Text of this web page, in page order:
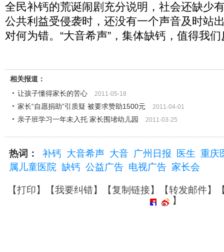
全民补钙的荒诞闹剧充分说明，社会还缺少
公共利益受侵袭时，还没有一个声音及时站
对何为错。“大音希声”，集体缺钙，值得我
相关报道：
让孩子懂得家长的苦心
2011-05-18
家长“自愿捐助”引质疑 被要求赞助1500元 2011-04-01
亲子班学习一年未入托 家长围堵幼儿园 2011-03-25
热词： 补钙 大音希声 大音 广州日报 医生 重庆
属儿童医院 缺钙 公益广告 电视广告 家长会
【打印】【我要纠错】【复制链接】【转发邮件】
】